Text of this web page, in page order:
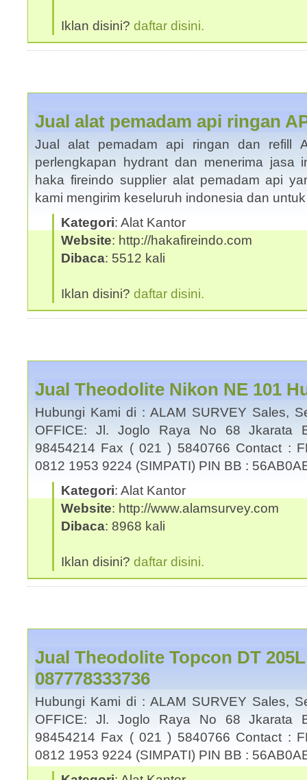
Iklan disini? daftar disini.
Jual alat pemadam api ringan
Jual alat pemadam api ringan dan refill
perlengkapan hydrant dan menerima jasa
haka fireindo supplier alat pemadam api
kami mengirim keseluruh indonesia dan
Kategori: Alat Kantor
Website: http://hakafireindo.com
Dibaca: 5512 kali
Iklan disini? daftar disini.
Jual Theodolite Nikon NE 101
Hubungi Kami di : ALAM SURVEY Sales,
OFFICE: Jl. Joglo Raya No 68 Jkarata
98454214 Fax ( 021 ) 5840766 Contact :
0812 1953 9224 (SIMPATI) PIN BB :
Kategori: Alat Kantor
Website: http://www.alamsurvey.com
Dibaca: 8968 kali
Iklan disini? daftar disini.
Jual Theodolite Topcon DT
087778333736
Hubungi Kami di : ALAM SURVEY Sales,
OFFICE: Jl. Joglo Raya No 68 Jkarata
98454214 Fax ( 021 ) 5840766 Contact :
0812 1953 9224 (SIMPATI) PIN BB :